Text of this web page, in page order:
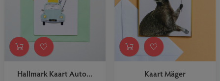
Hallmark Kaart Auto...
Kaart Mäger